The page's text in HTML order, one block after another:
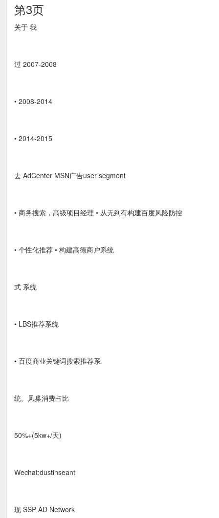
第3页
关于 我
过 2007-2008
• 2008-2014
• 2014-2015
去 AdCenter MSN广告user segment
• 商务搜索，高级项目经理 • 从无到有构建百度风险防控
• 个性化推荐 • 构建高德商户系统
式 系统
• LBS推荐系统
• 百度商业关键词搜索推荐系
统。凤巢消费占比
50%+(5kw+/天)
Wechat:dustinseant
现 SSP AD Network